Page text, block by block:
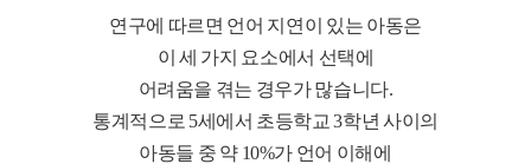
연구에 따르면 언어 지연이 있는 아동은
이 세 가지 요소에서 선택에
어려움을 겪는 경우가 많습니다.
통계적으로 5세에서 초등학교 3학년 사이의
아동들 중 약 10%가 언어 이해에